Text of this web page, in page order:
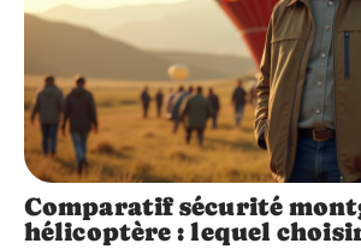
Comparatif sécurité
hélicoptère : lequel